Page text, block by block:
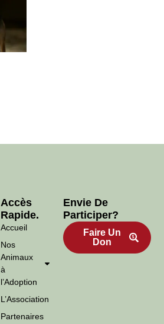
Accès
Rapide.
Accueil
Nos
Animaux
à
l’Adoption
L’Association
Partenaires
Envie De
Participer?
Faire Un
Don